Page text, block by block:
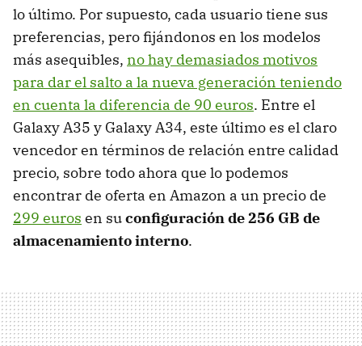
lo último. Por supuesto, cada usuario tiene sus
preferencias, pero fijándonos en los modelos
más asequibles, no hay demasiados motivos
para dar el salto a la nueva generación teniendo
en cuenta la diferencia de 90 euros. Entre el
Galaxy A35 y Galaxy A34, este último es el claro
vencedor en términos de relación entre calidad
precio, sobre todo ahora que lo podemos
encontrar de oferta en Amazon a un precio de
299 euros en suconfiguración de 256 GB de
almacenamiento interno.